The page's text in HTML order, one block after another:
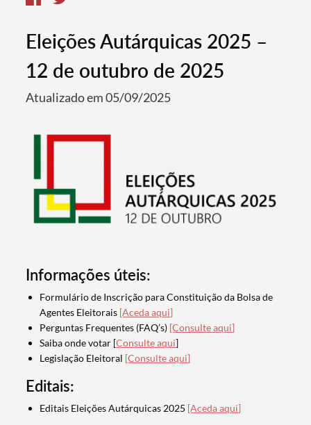
Eleições Autárquicas 2025 –
12 de outubro de 2025
Atualizado em 05/09/2025
Informações úteis:
Formulário de Inscrição para Constituição da Bolsa de
Agentes Eleitorais [Aceda aqui]
Perguntas Frequentes (FAQ’s) [Consulte aqui]
Saiba onde votar [Consulte aqui]
Legislação Eleitoral [Consulte aqui]
Editais:
Editais Eleições Autárquicas 2025 [Aceda aqui]